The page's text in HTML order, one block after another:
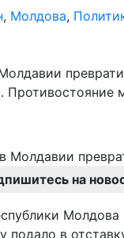
, Молдова,
Противостояние
на
подало в